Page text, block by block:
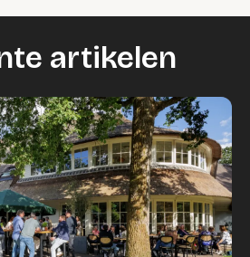
artikelen